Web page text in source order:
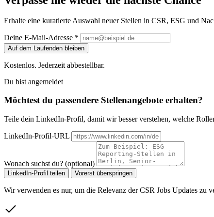
Erhalte eine kuratierte Auswahl neuer Stellen in CSR, ESG und
Deine E-Mail-Adresse *
Auf dem Laufenden bleiben
Kostenlos. Jederzeit abbestellbar.
Du bist angemeldet
Möchtest du passendere Stellenangebote erhalten?
Teile dein LinkedIn-Profil, damit wir besser verstehen, welche
LinkedIn-Profil-URL
Wonach suchst du? (optional)
LinkedIn-Profil teilen Vorerst überspringen
Wir verwenden es nur, um die Relevanz der CSR Jobs Updates zu